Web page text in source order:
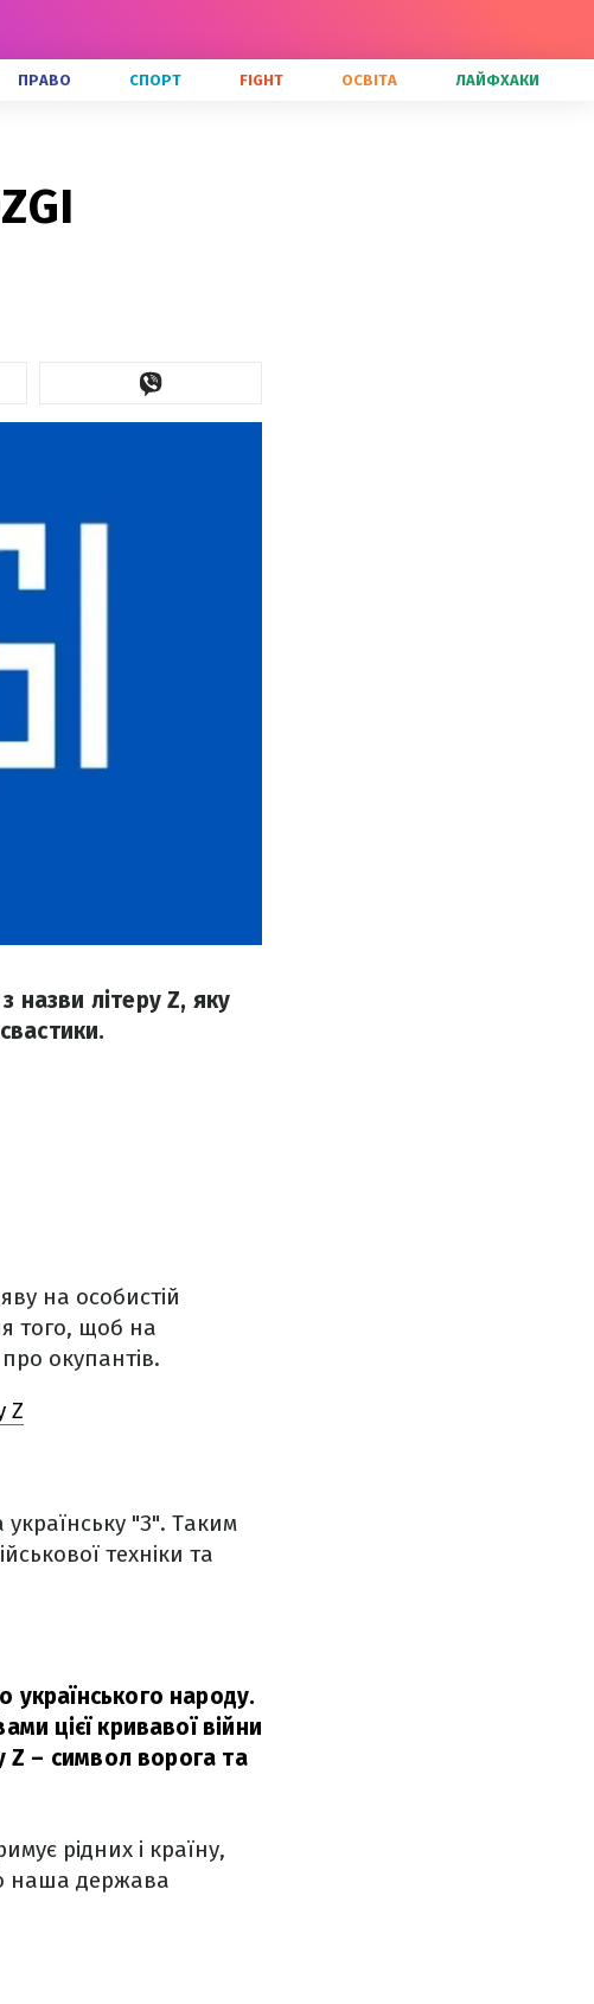
ПРАВО СПОРТ FIGHT ОСВІТА ЛАЙФХАКИ
назви літеру Z, яку
на особистій
того, щоб на
окупантів.
Z
українську "З". Таким
техніки та
українського народу.
цієї кривавої війни
Z – символ ворога та
рідних і країну,
наша держава